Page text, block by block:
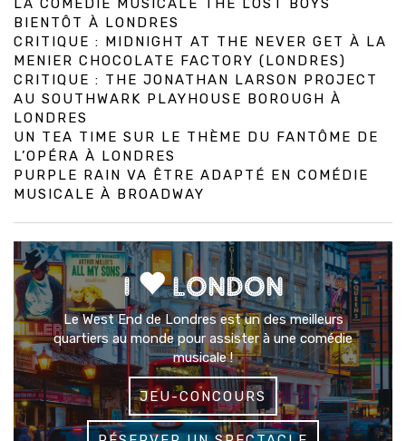
LA COMÉDIE MUSICALE THE LOST BOYS
BIENTÔT À LONDRES
CRITIQUE : MIDNIGHT AT THE NEVER GET À LA
MENIER CHOCOLATE FACTORY (LONDRES)
CRITIQUE : THE JONATHAN LARSON PROJECT
AU SOUTHWARK PLAYHOUSE BOROUGH À
LONDRES
UN TEA TIME SUR LE THÈME DU FANTÔME DE
L’OPÉRA À LONDRES
PURPLE RAIN VA ÊTRE ADAPTÉ EN COMÉDIE
MUSICALE À BROADWAY
I LONDON
Le West End de Londres est un des meilleurs
quartiers au monde pour assister à une comédie
musicale !
JEU-CONCOURS